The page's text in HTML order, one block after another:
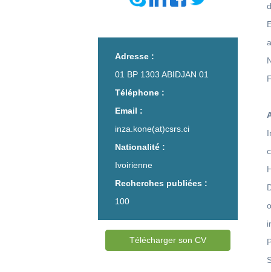
Adresse :
01 BP 1303 ABIDJAN 01
Téléphone :
Email :
inza.kone(at)csrs.ci
Nationalité :
Ivoirienne
Recherches publiées :
100
Télécharger son CV